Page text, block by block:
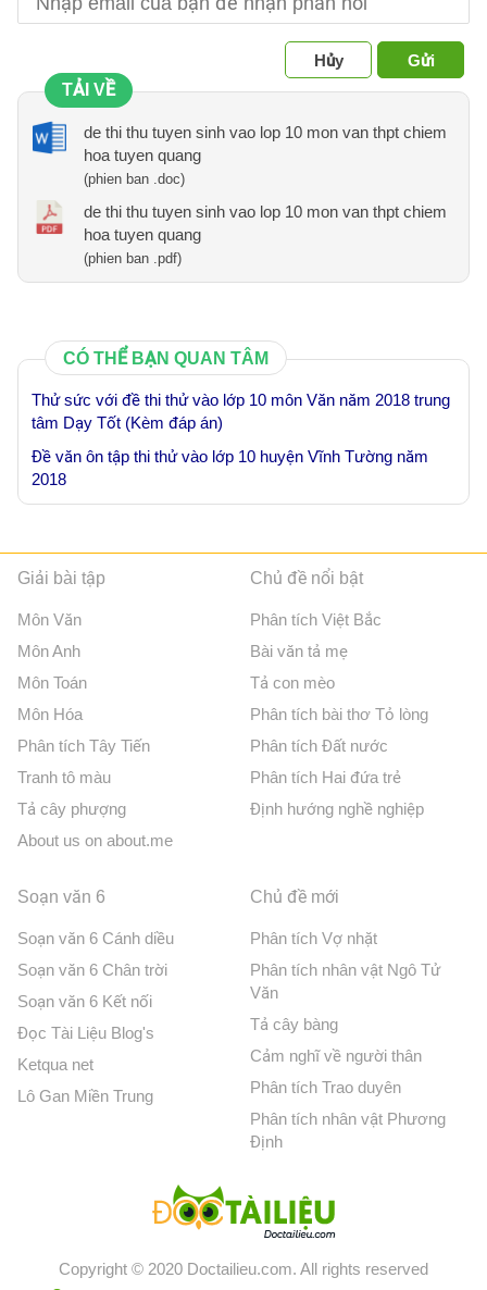
Hủy
Gửi
TẢI VỀ
de thi thu tuyen sinh vao lop 10 mon van thpt chiem
hoa tuyen quang
(phien ban .doc)
de thi thu tuyen sinh vao lop 10 mon van thpt chiem
hoa tuyen quang
(phien ban .pdf)
CÓ THỂ BẠN QUAN TÂM
Thử sức với đề thi thử vào lớp 10 môn Văn năm 2018 trung
tâm Dạy Tốt (Kèm đáp án)
Đề văn ôn tập thi thử vào lớp 10 huyện Vĩnh Tường năm
2018
Giải bài tập
Môn Văn
Môn Anh
Môn Toán
Môn Hóa
Phân tích Tây Tiến
Tranh tô màu
Tả cây phượng
About us on about.me
Chủ đề nổi bật
Phân tích Việt Bắc
Bài văn tả mẹ
Tả con mèo
Phân tích bài thơ Tỏ lòng
Phân tích Đất nước
Phân tích Hai đứa trẻ
Định hướng nghề nghiệp
Soạn văn 6
Soạn văn 6 Cánh diều
Soạn văn 6 Chân trời
Soạn văn 6 Kết nối
Đọc Tài Liệu Blog's
Ketqua net
Lô Gan Miền Trung
Chủ đề mới
Phân tích Vợ nhặt
Phân tích nhân vật Ngô Tử
Văn
Tả cây bàng
Cảm nghĩ về người thân
Phân tích Trao duyên
Phân tích nhân vật Phương
Định
Copyright © 2020 Doctailieu.com. All rights reserved